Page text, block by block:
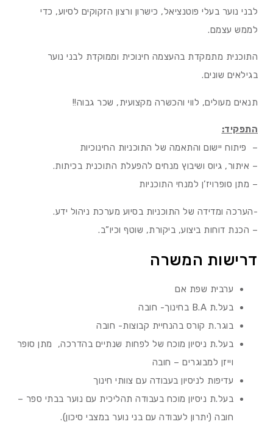
לבני נוער בעלי פוטנציאל, כישרון ורצון הזקוקים לסיוע, כדי
לממש עצמם.
התוכנית מתמקדת בהעצמה חינוכית וממוקדת לבני נוער
בגילאים שונים.
תנאים מעולים, לווי והכשרה מקצועית, שכר גבוה!!
התפקיד:
– פיתוח יישום והתאמה של התוכניות החינוכיות
– איתור, גיוס ושיבוץ מנחים להפעלת התוכנית בכיתות.
– מתן סופרויז’ן למנחי התוכניות
-הערכה ומדידה של התוכניות בסיוע מערכת ניהול ידע.
– הכנת דוחות ביצוע, ביקורת, שוטף וכיו”ב.
דרישות המשרה
ערבית שפת אם
בעל.ת B.A בחינוך- חובה
בוגר.ת קורס בהנחיית קבוצות- חובה
בעל.ת ניסיון מוכח של לפחות שנתיים בהדרכה, מתן סופר
וייזן למבוגרים – חובה
עדיפות לניסיון בעבודה עם צוותי חינוך
בעל.ת ניסיון מוכח בעבודה תהליכית עם נוער בבתי ספר –
חובה (יתרון לעבודה עם בני נוער במצבי סיכון).